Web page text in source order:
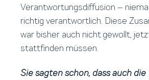
Verantwortungsdiffusion –
richtig verantwortlich. Diese
war bisher auch nicht gewollt,
stattfinden müssen.
Sie sagten schon, dass auch